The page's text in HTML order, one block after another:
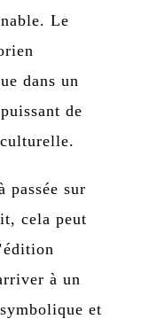
Le
dans un
de
passée sur
cela peut
à un
et